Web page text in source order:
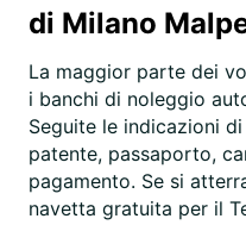
di Milano
La maggior parte dei
i banchi di noleggio
Seguite le indicazioni
patente, passaporto,
pagamento. Se si
navetta gratuita per il